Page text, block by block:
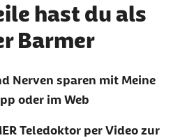
hast du als
Barmer
Nerven sparen mit Meine
oder im Web
Teledoktor per Video zur